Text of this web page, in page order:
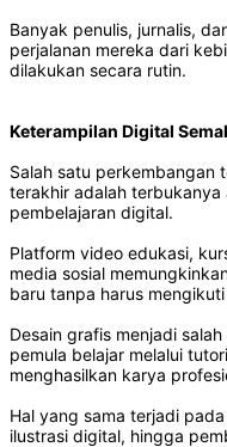
Banyak penulis, jurnalis,
perjalanan mereka dari
dilakukan secara rutin.
Keterampilan Digital
Salah satu perkembangan
terakhir adalah
pembelajaran digital.
Platform video edukasi,
media sosial
baru tanpa harus
Desain grafis menjadi
pemula belajar melalui
menghasilkan karya
Hal yang sama terjadi
ilustrasi digital, hingga